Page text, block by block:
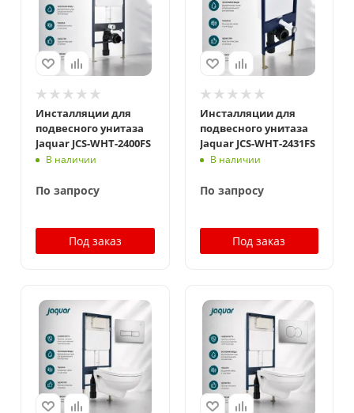
Инсталляции для
подвесного унитаза
Jaquar JCS-WHT-2400FS
В наличии
По запросу
Под заказ
Инсталляции для
подвесного унитаза
Jaquar JCS-WHT-2431FS
В наличии
По запросу
Под заказ